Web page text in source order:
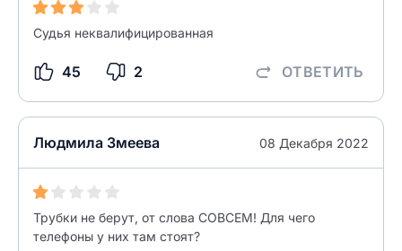
Судья неквалифицированная
45 2 ОТВЕТИТЬ
Людмила Змеева 08 Декабря 2022
Трубки не берут, от слова СОВСЕМ! Для чего
телефоны у них там стоят?
0/500
разрешить публикацию отзыва
Ответ на отзыв
разрешить публикацию отзыва
Название населенного пункта
ЗАКРЫТЬ СОХРАНИТЬ